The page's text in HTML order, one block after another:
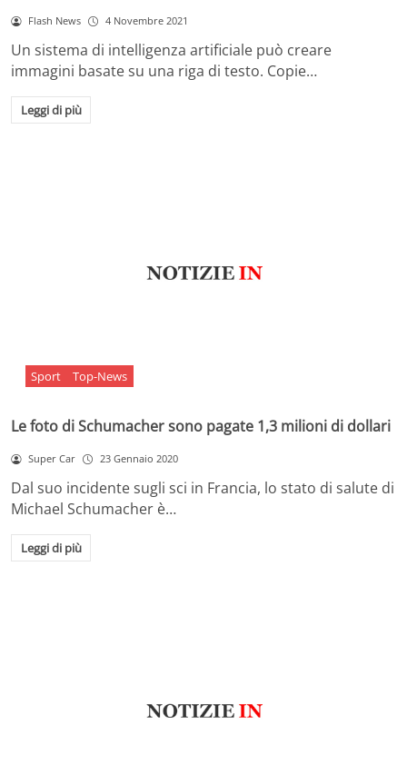
Flash News 4 Novembre 2021
Un sistema di intelligenza artificiale può creare
immagini basate su una riga di testo. Copie…
Leggi di più
Sport Top-News
Le foto di Schumacher sono pagate 1,3 milioni di dollari
Super Car 23 Gennaio 2020
Dal suo incidente sugli sci in Francia, lo stato di salute di
Michael Schumacher è…
Leggi di più